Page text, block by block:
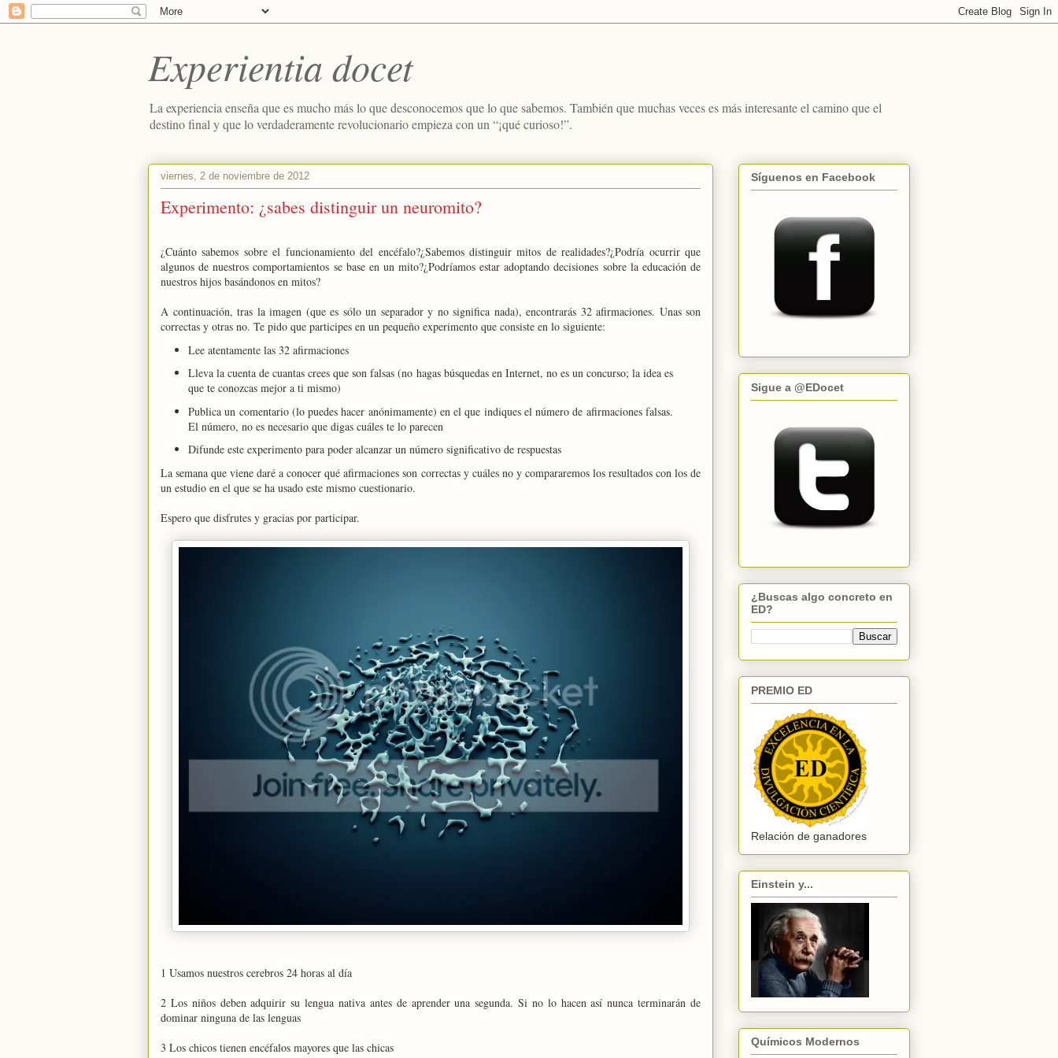
Experientia docet
La experiencia enseña que es mucho más lo que desconocemos que lo que sabemos. También que muchas veces es más interesante el camino que el
destino final y que lo verdaderamente revolucionario empieza con un “¡qué curioso!”.
viernes, 2 de noviembre de 2012
Experimento: ¿sabes distinguir un neuromito?
¿Cuánto sabemos sobre el funcionamiento del encéfalo?¿Sabemos distinguir mitos de realidades?¿Podría ocurrir que
algunos de nuestros comportamientos se base en un mito?¿Podríamos estar adoptando decisiones sobre la educación de
nuestros hijos basándonos en mitos?
A continuación, tras la imagen (que es sólo un separador y no significa nada), encontrarás 32 afirmaciones. Unas son
correctas y otras no. Te pido que participes en un pequeño experimento que consiste en lo siguiente:
Lee atentamente las 32 afirmaciones
Lleva la cuenta de cuantas crees que son falsas (no hagas búsquedas en Internet, no es un concurso; la idea es
que te conozcas mejor a ti mismo)
Publica un comentario (lo puedes hacer anónimamente) en el que indiques el número de afirmaciones falsas.
El número, no es necesario que digas cuáles te lo parecen
Difunde este experimento para poder alcanzar un número significativo de respuestas
La semana que viene daré a conocer qué afirmaciones son correctas y cuáles no y compararemos los resultados con los de
un estudio en el que se ha usado este mismo cuestionario.
Espero que disfrutes y gracias por participar.
1 Usamos nuestros cerebros 24 horas al día
2 Los niños deben adquirir su lengua nativa antes de aprender una segunda. Si no lo hacen así nunca terminarán de
dominar ninguna de las lenguas
3 Los chicos tienen encéfalos mayores que las chicas
Síguenos en Facebook
Sigue a @EDocet
¿Buscas algo concreto en
ED?
PREMIO ED
Relación de ganadores
Einstein y...
Químicos Modernos